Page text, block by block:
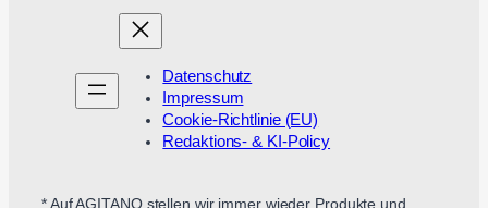
Datenschutz
Impressum
Cookie-Richtlinie (EU)
Redaktions- & KI-Policy
* Auf AGITANO stellen wir immer wieder Produkte und